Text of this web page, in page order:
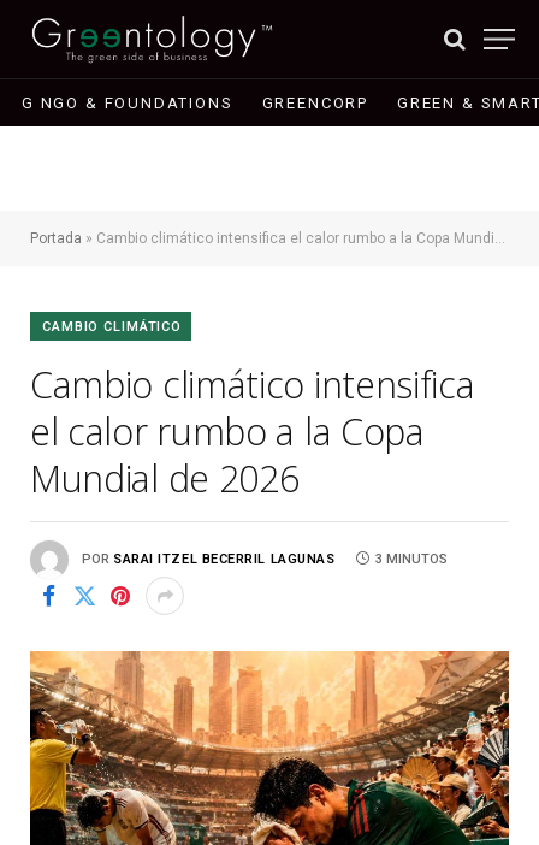
G NGO & FOUNDATIONS GREENCORP GREEN &
Portada » Cambio climático intensifica el calor rumbo a la Copa Mundial de 2026
CAMBIO CLIMÁTICO
Cambio climático intensifica
el calor rumbo a la Copa
Mundial de 2026
POR SARAI ITZEL BECERRIL LAGUNAS 3 MINUTOS